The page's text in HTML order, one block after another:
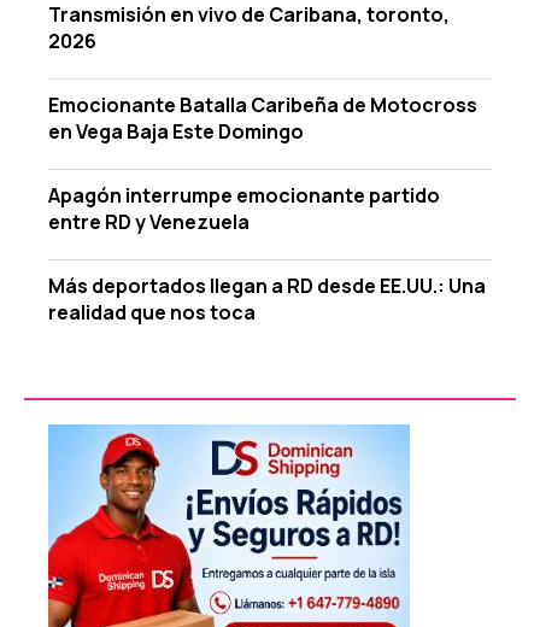
Transmisión en vivo de Caribana, toronto,
2026
Emocionante Batalla Caribeña de Motocross
en Vega Baja Este Domingo
Apagón interrumpe emocionante partido
entre RD y Venezuela
Más deportados llegan a RD desde EE.UU.: Una
realidad que nos toca